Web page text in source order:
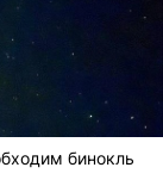
бинокль